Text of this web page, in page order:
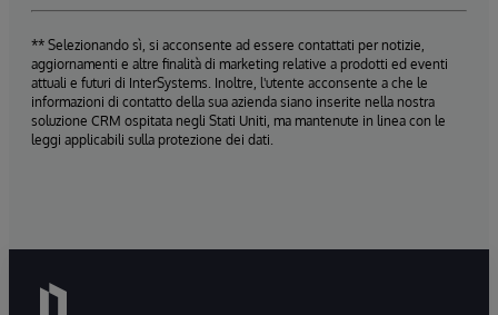
** Selezionando sì, si acconsente ad essere contattati per notizie,
aggiornamenti e altre finalità di marketing relative a prodotti ed eventi
attuali e futuri di InterSystems. Inoltre, l'utente acconsente a che le
informazioni di contatto della sua azienda siano inserite nella nostra
soluzione CRM ospitata negli Stati Uniti, ma mantenute in linea con le
leggi applicabili sulla protezione dei dati.